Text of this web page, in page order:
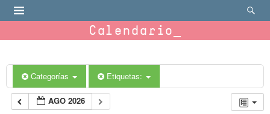
Calendario
Categorías Etiquetas:
AGO 2026